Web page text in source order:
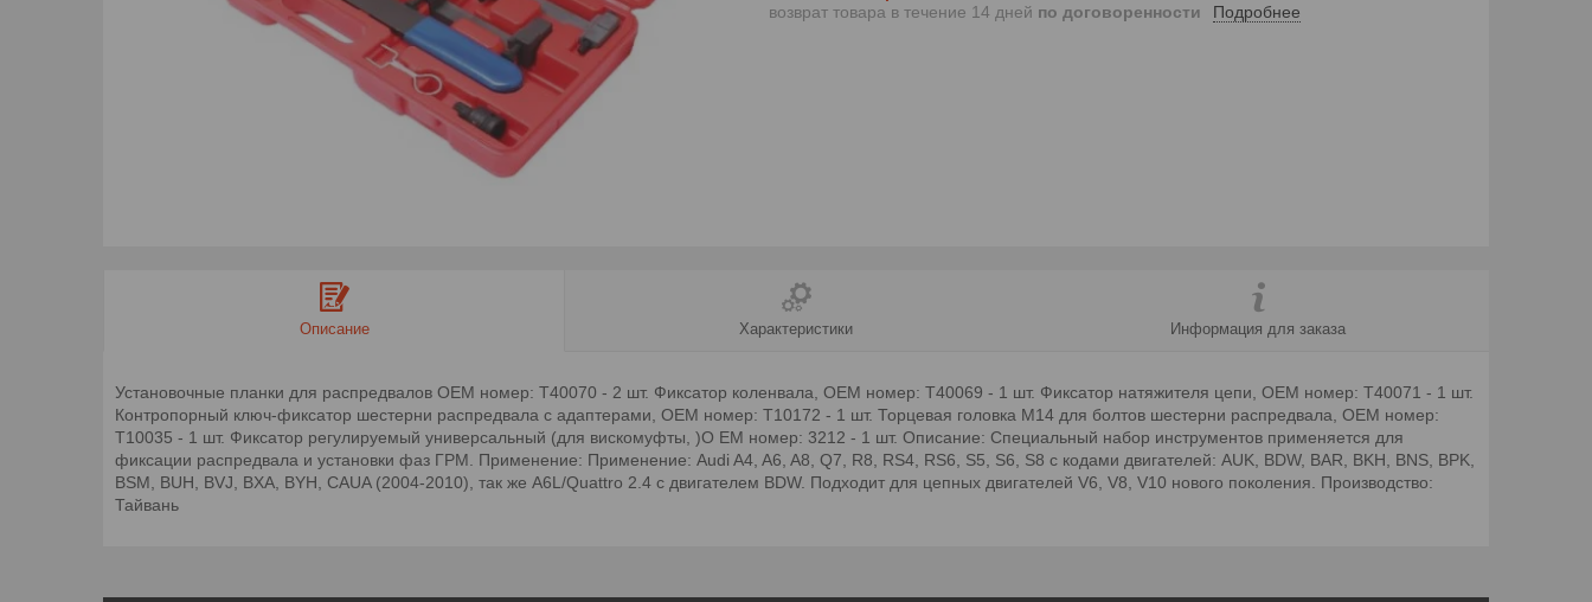
возврат товара в течение 14 дней по договоренности Подробнее
Описание Характеристики Информация для заказа
Установочные планки для распредвалов OEM номер: T40070 - 2 шт. Фиксатор коленвала, OEM номер: T40069 - 1 шт. Фиксатор натяжителя цепи, OEM номер: T40071 - 1 шт.
Контропорный ключ-фиксатор шестерни распредвала с адаптерами, OEM номер: T10172 - 1 шт. Торцевая головка M14 для болтов шестерни распредвала, OEM номер:
T10035 - 1 шт. Фиксатор регулируемый универсальный (для вискомуфты, )O EM номер: 3212 - 1 шт. Описание: Специальный набор инструментов применяется для
фиксации распредвала и установки фаз ГРМ. Применение: Применение: Audi A4, A6, A8, Q7, R8, RS4, RS6, S5, S6, S8 с кодами двигателей: AUK, BDW, BAR, BKH, BNS, BPK,
BSM, BUH, BVJ, BXA, BYH, CAUA (2004-2010), так же A6L/Quattro 2.4 с двигателем BDW. Подходит для цепных двигателей V6, V8, V10 нового поколения. Производство:
Тайвань